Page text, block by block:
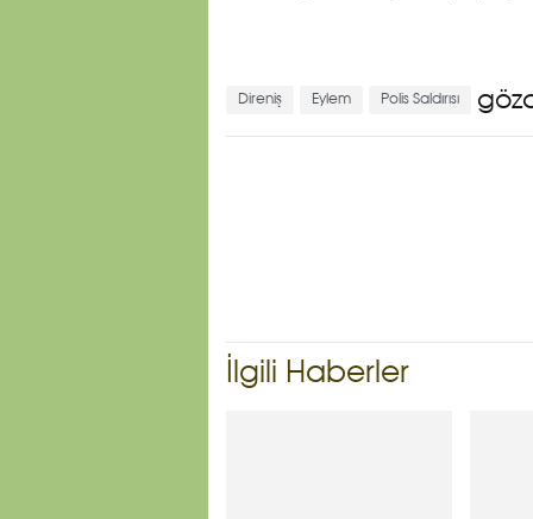
Direniş Eylem Polis Saldırısı
İlgili Haberler